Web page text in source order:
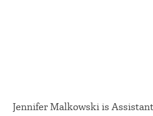
Jennifer Malkowski is